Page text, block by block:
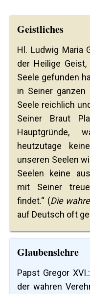
Geistliches
Hl. Ludwig Maria
der Heilige
Seele gefunden
in Seiner
Seele reichlich
Seiner Braut
Hauptgründe,
heutzutage
unseren Seelen
Seelen keine
mit Seiner
findet.“ (Die
auf Deutsch oft
Glaubenslehre
Papst Gregor
der wahren